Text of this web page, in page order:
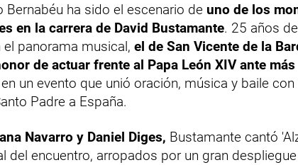
Bernabéu ha sido el escenario de uno de los
en la carrera de David Bustamante. 25 años
el panorama musical, el de San Vicente de la
de actuar frente al Papa León XIV ante
en un evento que unió oración, música y baile
Padre a España.
Navarro y Daniel Diges, Bustamante cantó
del encuentro, arropados por un gran